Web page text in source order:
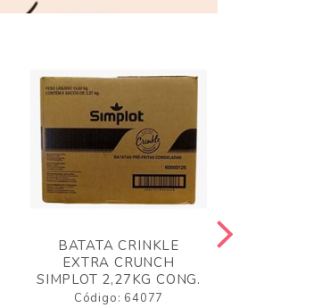
BATATA CRINKLE
EXTRA CRUNCH
SIMPLOT 2,27KG CONG.
Código: 64077